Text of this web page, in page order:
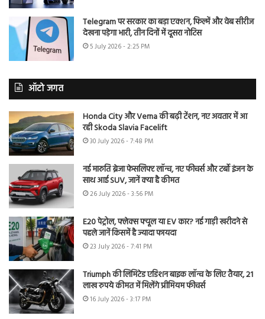
Telegram पर सरकार का बड़ा एक्शन, फिल्में और वेब सीरीज
देखना पड़ेगा भारी, तीन दिनों में दूसरा नोटिस
5 July 2026 - 2:25 PM
ऑटो जगत
Honda City और Verna की बढ़ी टेंशन, नए अवतार में आ
रही Skoda Slavia Facelift
30 July 2026 - 7:48 PM
नई मारुति ब्रेजा फेसलिफ्ट लॉन्च, नए फीचर्स और टर्बो इंजन के
साथ आई SUV, जानें क्या है कीमत
26 July 2026 - 3:56 PM
E20 पेट्रोल, फ्लेक्स फ्यूल या EV कार? नई गाड़ी खरीदने से
पहले जानें किसमें है ज्यादा फायदा
23 July 2026 - 7:41 PM
Triumph की लिमिटेड एडिशन बाइक लॉन्च के लिए तैयार, 21
लाख रुपये कीमत में मिलेंगे प्रीमियम फीचर्स
16 July 2026 - 3:17 PM